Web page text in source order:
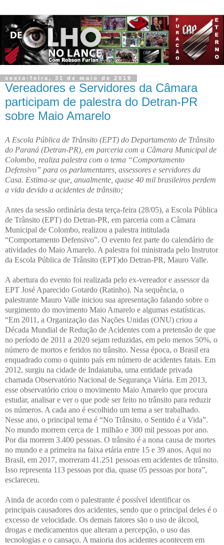
sexta-feira, 31 de maio de 2019
Vereadores e Servidores da Câmara
participam de palestra do Detran-PR
sobre Maio Amarelo
A Escola Pública de Trânsito (EPT) do Departamento de Trânsito
do Paraná (Detran-PR), em parceria com a Câmara Municipal de
Colombo, realiza palestra com o tema “Comportamento
Defensivo” para os parlamentares, assessores e servidores da
Casa. Estima-se que, anualmente, quase 40 mil brasileiros perdem
a vida devido a acidentes de trânsito;
Antes da sessão ordinária desta terça-feira (28/05), a Escola Pública
de Trânsito (EPT) do Detran-PR, em parceria com a Câmara
Municipal de Colombo, realizou a palestra intitulada
“Comportamento Defensivo”. O evento fez parte do calendário de
atividades do Maio Amarelo. A palestra foi ministrada pelo Instrutor
da Escola Pública de Trânsito (EPT)do Detran-PR, Mauro Valle.
A abertura do evento foi realizada pelo ex-vereador e assessor da
EPT José Aparecido Gotardo (Ratinho). Na sequência, o
palestrante Mauro Valle iniciou sua apresentação falando sobre o
surgimento do movimento Maio Amarelo e algumas estatísticas.
“Em 2011, a Organização das Nações Unidas (ONU) criou a
Década Mundial de Redução de Acidentes com a pretensão de que
no período de 2011 a 2020 sejam reduzidas, em pelo menos 50%, o
número de mortos e feridos no trânsito. Nessa época, o Brasil era
enquadrado como o quinto país em número de acidentes fatais. Em
2012, surgiu na cidade de Indaiatuba, uma entidade privada
chamada Observatório Nacional de Segurança Viária. Em 2013,
esse observatório criou o movimento Maio Amarelo que procura
estudar, analisar e ver o que pode ser feito no trânsito para reduzir
os números. A cada ano é escolhido um tema a ser trabalhado.
Nesse ano, o principal tema é “No Trânsito, o Sentido é a Vida”.
No mundo morrem cerca de 1 milhão e 300 mil pessoas por ano.
Por dia morrem 3.400 pessoas. O trânsito é a nona causa de mortes
no mundo e a primeira na faixa etária entre 15 e 39 anos. Aqui no
Brasil, em 2017, morreram 41.251 pessoas em acidentes de trânsito.
Isso representa 113 pessoas por dia, quase 05 pessoas por hora”,
esclareceu.
Ainda de acordo com o palestrante é possível identificar os
principais causadores dos acidentes, sendo que o principal deles é o
excesso de velocidade. Os demais fatores são o uso de álcool,
drogas e medicamentos que alteram a percepção, o uso das
tecnologias e o cansaço. A maioria dos acidentes acontecem em